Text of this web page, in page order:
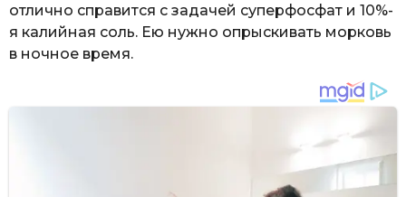
отлично справится с задачей суперфосфат и 10%-
я калийная соль. Ею нужно опрыскивать морковь
в ночное время.